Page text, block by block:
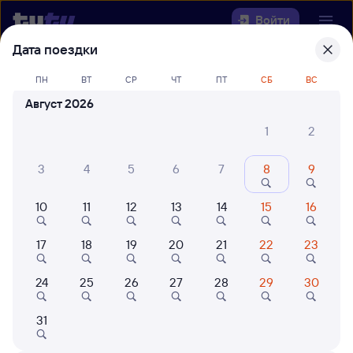
Войти
Выберите день, чтобы найтиж/д
билеты Динская — Ангарск
Куда
Когда
Кто едет
Найти поезда
Дата поездки
ПН ВТ СР ЧТ ПТ СБ ВС
Август 2026
1
2
3 4 5 6 7 8 9
10 11 12 13 14 15 16
17 18 19 20 21 22 23
24 25 26 27 28 29 30
31